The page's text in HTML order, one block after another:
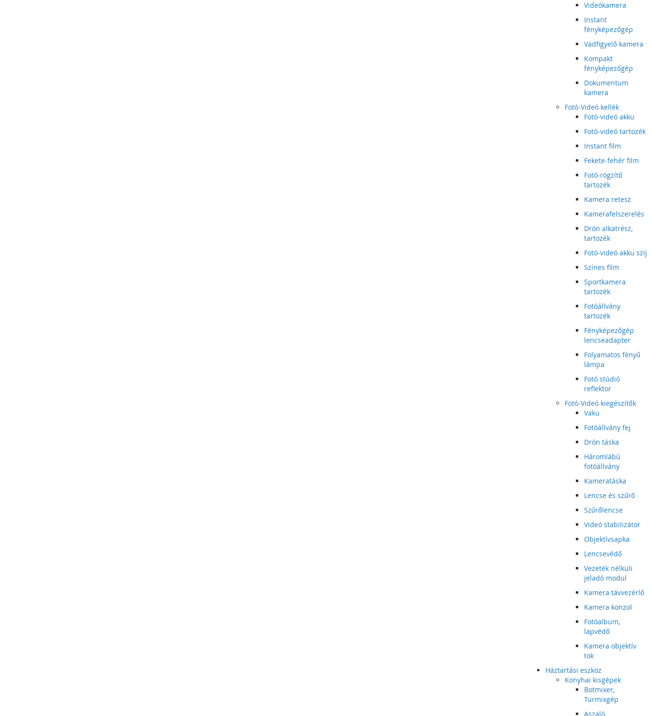
Videókamera
Instant
fényképezőgép
Vadfigyelő kamera
Kompakt
fényképezőgép
Dokumentum
kamera
Fotó-Videó kellék
Fotó-videó akku
Fotó-videó tartozék
Instant film
Fekete-fehér film
Fotó-rögzítő
tartozék
Kamera retesz
Kamerafelszerelés
Drón alkatrész,
tartozék
Fotó-videó akku szíj
Színes film
Sportkamera
tartozék
Fotóállvány
tartozék
Fényképezőgép
lencseadapter
Folyamatos fényű
lámpa
Fotó stúdió
reflektor
Fotó-Videó kiegészítők
Vaku
Fotóállvány fej
Drón táska
Háromlábú
fotóállvány
Kameratáska
Lencse és szűrő
Szűrőlencse
Videó stabilizátor
Objektívsapka
Lencsevédő
Vezeték nélküli
jeladó modul
Kamera távvezérlő
Kamera konzol
Fotóalbum,
lapvédő
Kamera objektív
tok
Háztartási eszköz
Konyhai kisgépek
Botmixer,
Turmixgép
Aszaló